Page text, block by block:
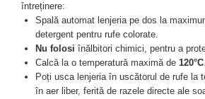
întreținere:
Spală automat lenjeria pe dos la
detergent pentru rufe colorate.
Nu folosi înălbitori chimici, pentru a
Calcă la o temperatură maximă de 120°C.
Poți usca lenjeria în uscătorul de rufe la
în aer liber, ferită de razele directe ale